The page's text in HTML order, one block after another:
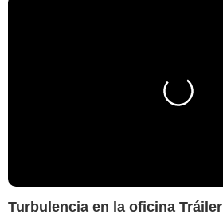
Turbulencia en la oficina Tráiler